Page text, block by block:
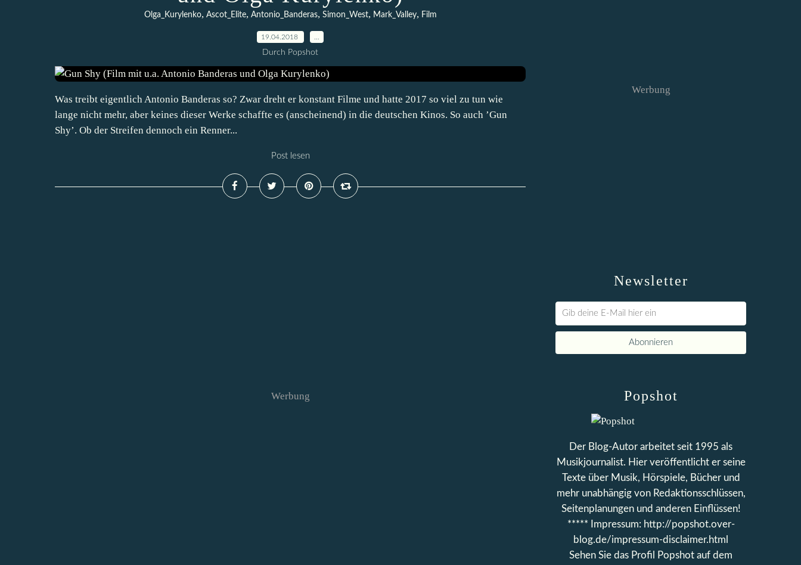
Olga_Kurylenko, Ascot_Elite, Antonio_Banderas, Simon_West, Mark_Valley, Film
19.04.2018
Durch Popshot
Was treibt eigentlich Antonio Banderas so? Zwar dreht er konstant Filme und hatte 2017 so viel zu tun wie
lange nicht mehr, aber keines dieser Werke schaffte es (anscheinend) in die deutschen Kinos. So auch ’Gun
Shy’. Ob der Streifen dennoch ein Renner...
Post lesen
Werbung
Newsletter
Werbung
Popshot
Der Blog-Autor arbeitet seit 1995 als
Musikjournalist. Hier veröffentlicht er seine
Texte über Musik, Hörspiele, Bücher und
mehr unabhängig von Redaktionsschlüssen,
Seitenplanungen und anderen Einflüssen!
***** Impressum: http://popshot.over-
blog.de/impressum-disclaimer.html
Sehen Sie das Profil
Popshot auf dem